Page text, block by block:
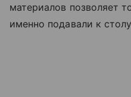
материалов позволяет
именно подавали к